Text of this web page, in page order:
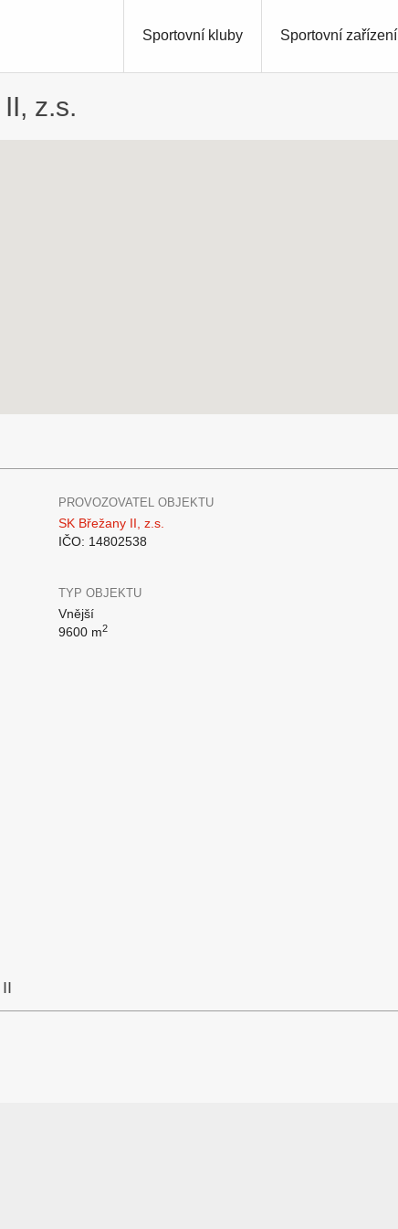
Sportovní kluby Sportovní zařízení
z.s.
PROVOZOVATEL OBJEKTU
SK Břežany II, z.s.
IČO: 14802538
TYP OBJEKTU
Vnější
9600 m2